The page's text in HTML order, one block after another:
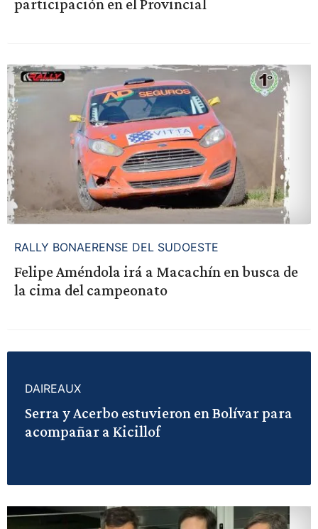
participación en el Provincial
RALLY BONAERENSE DEL SUDOESTE
Felipe Améndola irá a Macachín en busca de
la cima del campeonato
DAIREAUX
Serra y Acerbo estuvieron en Bolívar para
acompañar a Kicillof